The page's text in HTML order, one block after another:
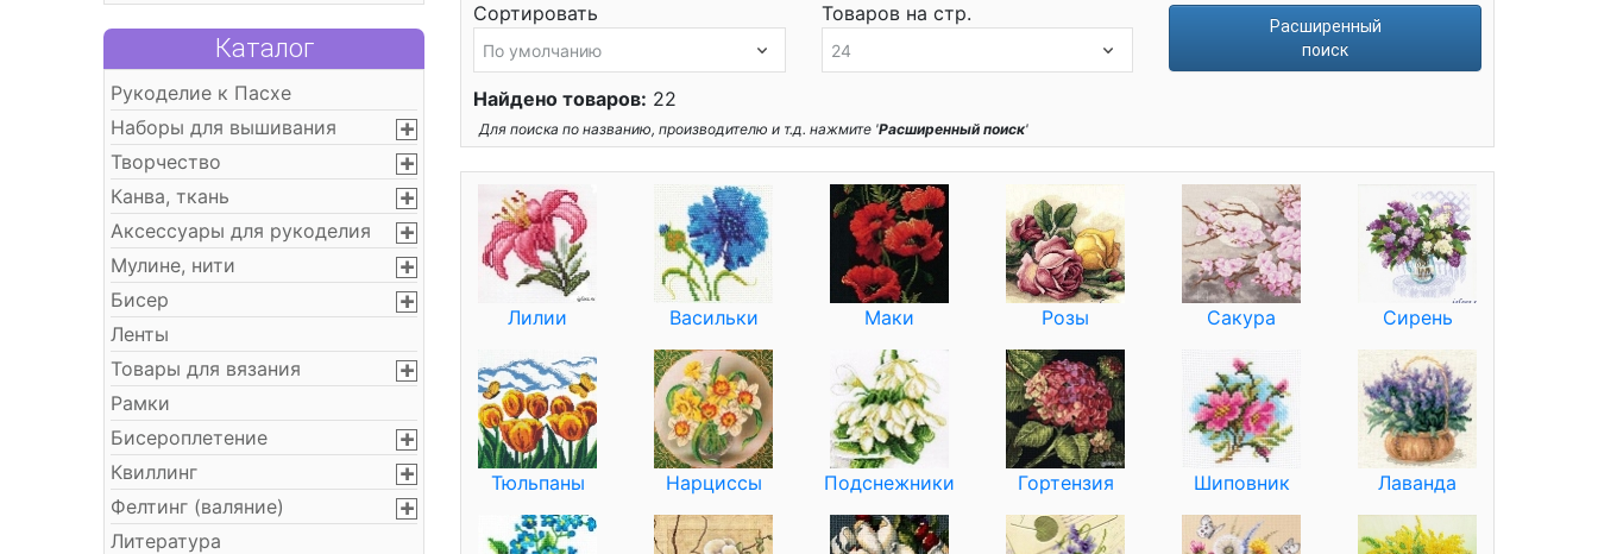
Каталог
Рукоделие к Пасхе
Наборы для вышивания
Творчество
Канва, ткань
Аксессуары для рукоделия
Мулине, нити
Бисер
Ленты
Товары для вязания
Рамки
Бисероплетение
Квиллинг
Фелтинг (валяние)
Литература
Сортировать Товаров на стр.
Расширенный
поиск
Найдено товаров: 22
Для поиска по названию, производителю и т.д. нажмите 'Расширенный поиск'
Лилии Васильки Маки Розы Сакура Сирень
Тюльпаны Нарциссы Подснежники Гортензия Шиповник Лаванда